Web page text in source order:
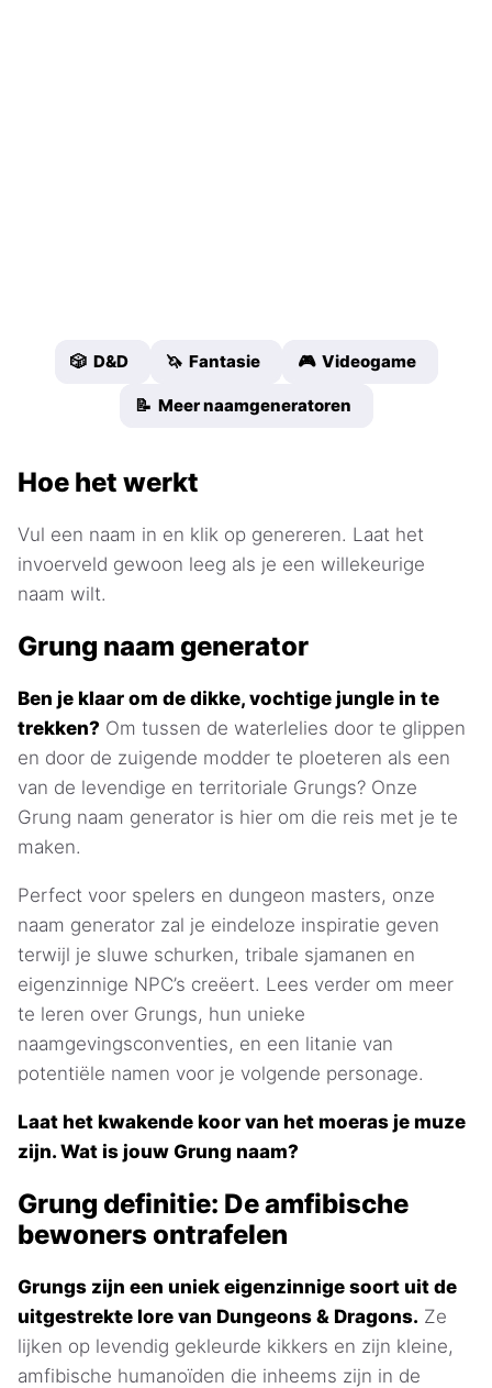
🎲 D&D 🦄 Fantasie 🎮 Videogame
📝 Meer naamgeneratoren
Hoe het werkt
Vul een naam in en klik op genereren. Laat het
invoerveld gewoon leeg als je een willekeurige
naam wilt.
Grung naam generator
Ben je klaar om de dikke, vochtige jungle in te
trekken? Om tussen de waterlelies door te glippen
en door de zuigende modder te ploeteren als een
van de levendige en territoriale Grungs? Onze
Grung naam generator is hier om die reis met je te
maken.
Perfect voor spelers en dungeon masters, onze
naam generator zal je eindeloze inspiratie geven
terwijl je sluwe schurken, tribale sjamanen en
eigenzinnige NPC’s creëert. Lees verder om meer
te leren over Grungs, hun unieke
naamgevingsconventies, en een litanie van
potentiële namen voor je volgende personage.
Laat het kwakende koor van het moeras je muze
zijn. Wat is jouw Grung naam?
Grung definitie: De amfibische
bewoners ontrafelen
Grungs zijn een uniek eigenzinnige soort uit de
uitgestrekte lore van Dungeons & Dragons. Ze
lijken op levendig gekleurde kikkers en zijn kleine,
amfibische humanoïden die inheems zijn in de